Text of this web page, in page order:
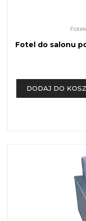
Fotel do salonu
DODAJ DO